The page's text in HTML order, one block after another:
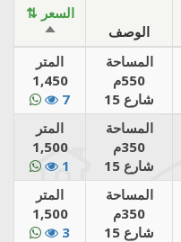
⇅ السعر
SORT
DESCENDING
الوصف
المتر
1,450
7
المساحة
550م
شارع 15
المتر
1,500
1
المساحة
350م
شارع 15
المتر
1,500
3
المساحة
350م
شارع 15